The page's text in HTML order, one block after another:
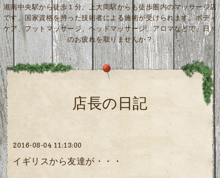
港南中央駅から徒歩１分、上大岡駅からも徒歩圏内のマッサージ店
です。国家資格を持った技術者による施術が受けられます。ボディ
ケア、フットマッサージ、ヘッドマッサージ、アロマなどで、日々
のお疲れを取りませんか？
店長の日記
2016-08-04 11:13:00
イギリスから友達が・・・